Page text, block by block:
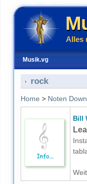
Alles
Musik.vg
rock
Home > Noten
Bill